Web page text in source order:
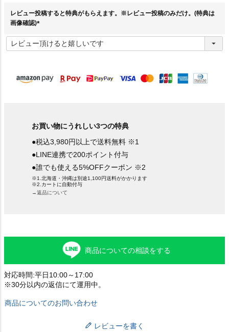
レビュー投稿すると特典がもらえます。※レビュー投稿のみだけ。(特典は
画像確認)
必
須
お買い物にうれしい3つの特典
●税込3,980円以上で送料無料 ※1
●LINE連携で200ポイント付与
●誰でも使える5%OFFクーポン ※2
※1.北海道・沖縄は別途1,100円送料がかかります
※2.カートに自動付与
→返品について
商品についての相談をする
対応時間:平日10:00～17:00
※30分以内の返信にて運用中。
商品についてのお問い合わせ
レビューを書く